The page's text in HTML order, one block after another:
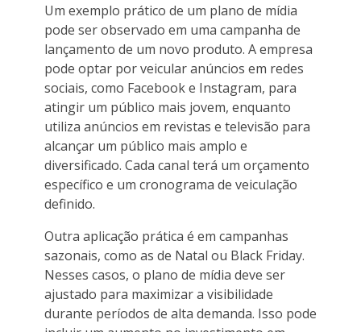
Um exemplo prático de um plano de mídia
pode ser observado em uma campanha de
lançamento de um novo produto. A empresa
pode optar por veicular anúncios em redes
sociais, como Facebook e Instagram, para
atingir um público mais jovem, enquanto
utiliza anúncios em revistas e televisão para
alcançar um público mais amplo e
diversificado. Cada canal terá um orçamento
específico e um cronograma de veiculação
definido.
Outra aplicação prática é em campanhas
sazonais, como as de Natal ou Black Friday.
Nesses casos, o plano de mídia deve ser
ajustado para maximizar a visibilidade
durante períodos de alta demanda. Isso pode